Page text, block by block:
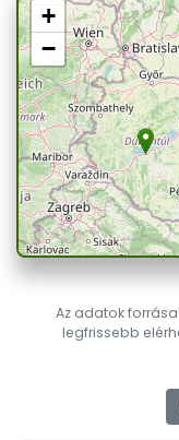
+
−
Az adatok forrása
legfrissebb